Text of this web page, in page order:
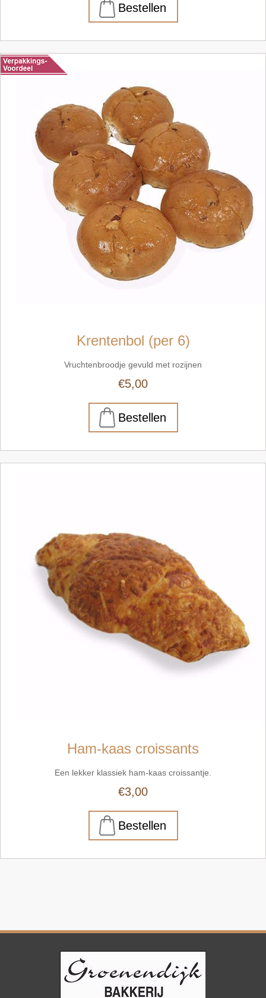
Krentenbol (per 6)
Vruchtenbroodje gevuld met rozijnen
€5,00
Ham-kaas croissants
Een lekker klassiek ham-kaas croissantje.
€3,00